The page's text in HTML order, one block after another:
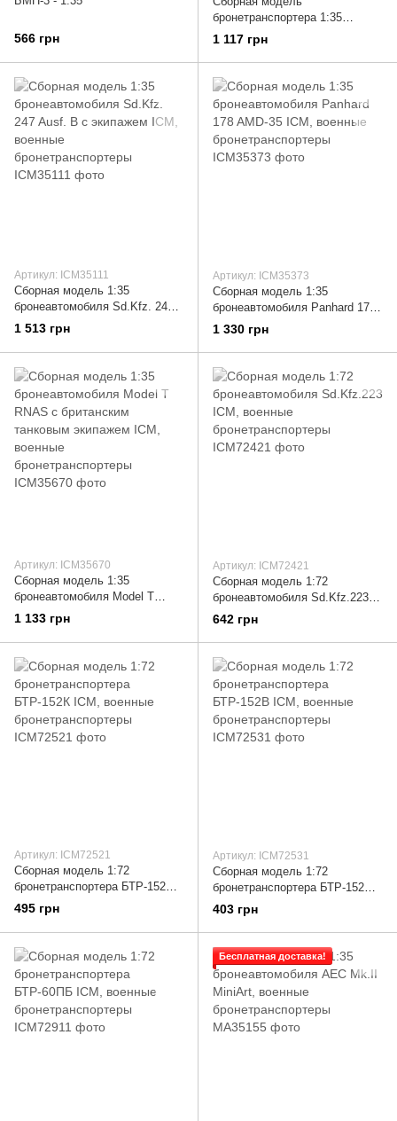
566 грн
бронетранспортера 1:35
M113A1, Italeri 6753
1 117 грн
Артикул: ICM35111
Сборная модель 1:35
бронеавтомобиля Sd.Kfz. 247
Ausf. B с экипажем ICM,
военные бронетранспортеры
1 513 грн
Артикул: ICM35373
Сборная модель 1:35
бронеавтомобиля Panhard 178
AMD-35 ICM, военные
бронетранспортеры
1 330 грн
Артикул: ICM35670
Сборная модель 1:35
бронеавтомобиля Model T
RNAS с британским танковым
экипажем ICM, военные
бронетранспортеры
1 133 грн
Артикул: ICM72421
Сборная модель 1:72
бронеавтомобиля Sd.Kfz.223
ICM, военные
бронетранспортеры
642 грн
Артикул: ICM72521
Сборная модель 1:72
бронетранспортера БТР-152К
ICM, военные
бронетранспортеры
495 грн
Артикул: ICM72531
Сборная модель 1:72
бронетранспортера БТР-152В
ICM, военные
бронетранспортеры
403 грн
Бесплатная доставка!